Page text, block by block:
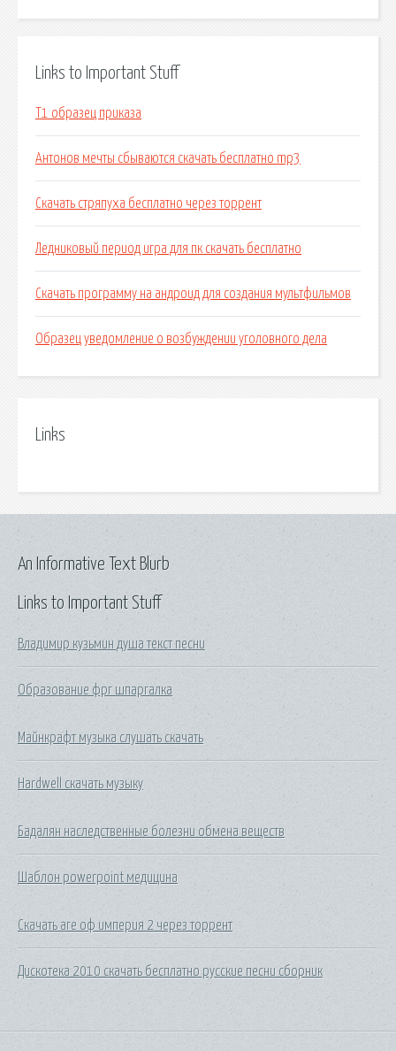
Links to Important Stuff
Т1 образец приказа
Антонов мечты сбываются скачать бесплатно mp3
Скачать стряпуха бесплатно через торрент
Ледниковый период игра для пк скачать бесплатно
Скачать программу на андроид для создания мультфильмов
Образец уведомление о возбуждении уголовного дела
Links
Links to Important Stuff
Владимир кузьмин душа текст песни
Образование фрг шпаргалка
Майнкрафт музыка слушать скачать
Hardwell скачать музыку
Бадалян наследственные болезни обмена веществ
Шаблон powerpoint медицина
Скачать аге оф империя 2 через торрент
Дискотека 2010 скачать бесплатно русские песни сборник
An Informative Text Blurb